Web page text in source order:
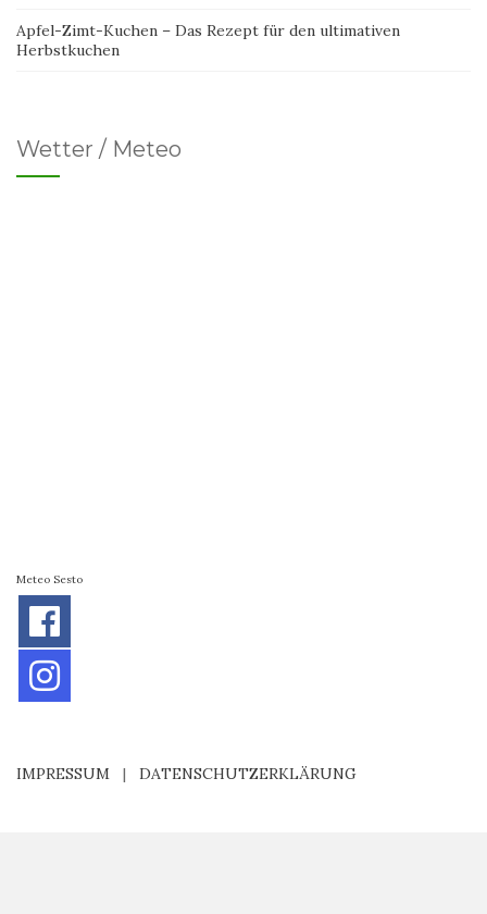
Apfel-Zimt-Kuchen – Das Rezept für den ultimativen
Herbstkuchen
Wetter / Meteo
Meteo Sesto
IMPRESSUM | DATENSCHUTZERKLÄRUNG